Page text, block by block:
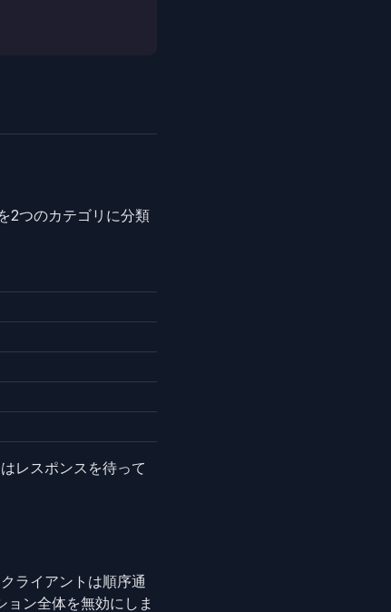
2つのカテゴリに分類
レスポンスを待って
ライアントは順序通
ョン全体を無効にしま